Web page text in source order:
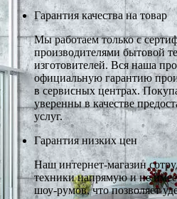
Гарантия качества на товар
Мы работаем только с
производителями бытовой
изготовителей. Вся наша
официальную гарантию
в сервисных центрах.
уверенны в качестве
услуг.
Гарантия низких цен
Наш интернет-магазин
техники напрямую и не
шоу-румов, что позволяет